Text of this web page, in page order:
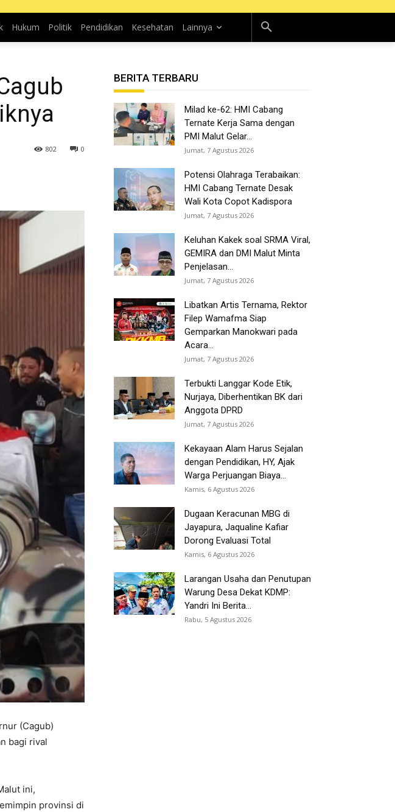
Hukum Politik Pendidikan Kesehatan Lainnya
0
802
(Cagub)
bagi rival
ini,
provinsi di
BERITA TERBARU
Milad ke-62: HMI Cabang
Ternate Kerja Sama dengan
PMI Malut Gelar...
Jumat, 7 Agustus 2026
Potensi Olahraga Terabaikan:
HMI Cabang Ternate Desak
Wali Kota Copot Kadispora
Jumat, 7 Agustus 2026
Keluhan Kakek soal SRMA Viral,
GEMIRA dan DMI Malut Minta
Penjelasan...
Jumat, 7 Agustus 2026
Libatkan Artis Ternama, Rektor
Filep Wamafma Siap
Gemparkan Manokwari pada
Acara...
Jumat, 7 Agustus 2026
Terbukti Langgar Kode Etik,
Nurjaya, Diberhentikan BK dari
Anggota DPRD
Jumat, 7 Agustus 2026
Kekayaan Alam Harus Sejalan
dengan Pendidikan, HY, Ajak
Warga Perjuangan Biaya...
Kamis, 6 Agustus 2026
Dugaan Keracunan MBG di
Jayapura, Jaqualine Kafiar
Dorong Evaluasi Total
Kamis, 6 Agustus 2026
Larangan Usaha dan Penutupan
Warung Desa Dekat KDMP:
Yandri Ini Berita...
Rabu, 5 Agustus 2026